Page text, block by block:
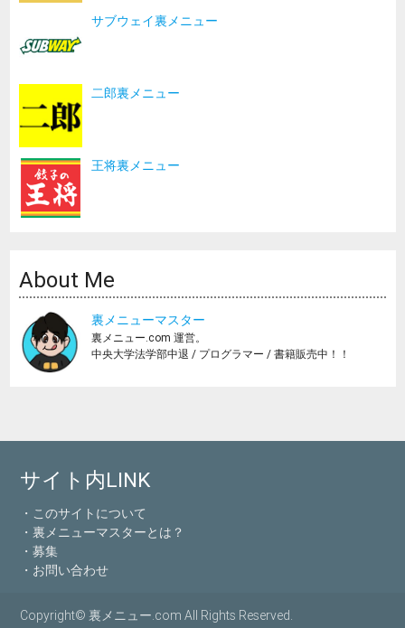
サブウェイ裏メニュー
二郎裏メニュー
王将裏メニュー
About Me
裏メニューマスター
裏メニュー.com 運営。
中央大学法学部中退 / プログラマー / 書籍販売中！！
サイト内LINK
・このサイトについて
・裏メニューマスターとは？
・募集
・お問い合わせ
Copyright© 裏メニュー.com All Rights Reserved.